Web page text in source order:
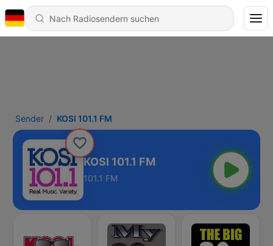
Sender KOSI 101.1 FM
KOSI 101.1 FM
101.1 FM